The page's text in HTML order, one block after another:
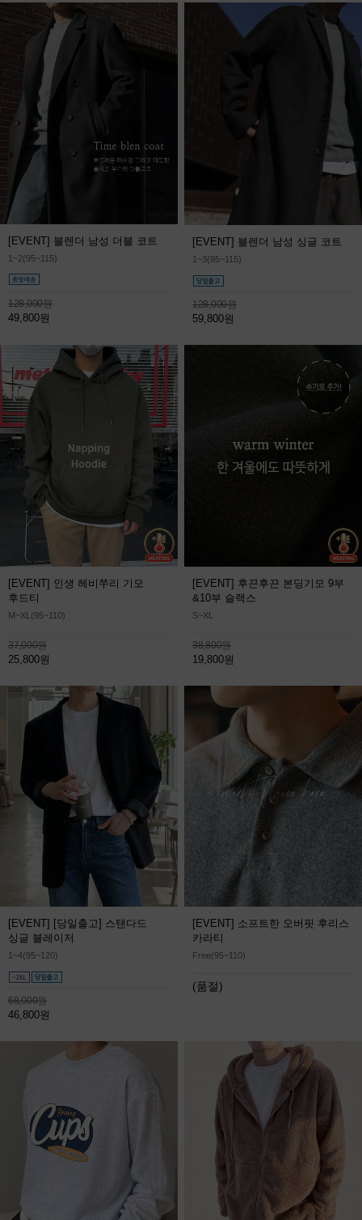
[EVENT] 블렌더 남성 더블 코트
1~2(95~115)
128,000원
49,800원
[EVENT] 블렌더 남성 싱글 코트
1~3(95~115)
128,000원
59,800원
[EVENT] 인생 헤비쭈리 기모
후드티
M~XL(95~110)
37,000원
25,800원
[EVENT] 후끈후끈 본딩기모 9부
&10부 슬랙스
S~XL
38,800원
19,800원
[EVENT] [당일출고] 스탠다드
싱글 블레이저
1~4(95~120)
68,000원
46,800원
[EVENT] 소프트한 오버핏 후리스
카라티
Free(95~110)
(품절)